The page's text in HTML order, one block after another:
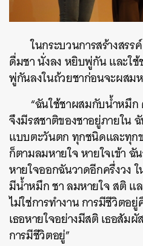
ในกระบวนการสร้างสร
ดื่มชา นั่งลง หยิบพู่กัน และใ
พู่กันลงในถ้วยชาก่อนจะผส
“ฉันใช้ชาผสมกับน้ำหมึ
จึงมีรสชาติของชาอยู่ภายใน
แบบตะวันตก ทุกชนิดและทุก
ก็ตามลมหายใจ หายใจเข้า ฉั
หายใจออกฉันวาดอีกครึ่งวง
มีน้ำหมึก ชา ลมหายใจ สติ แ
ไม่ใช่การทำงาน การมีชีวิตอ
เธอหายใจอย่างมีสติ เธอสัม
การมีชีวิตอยู่”